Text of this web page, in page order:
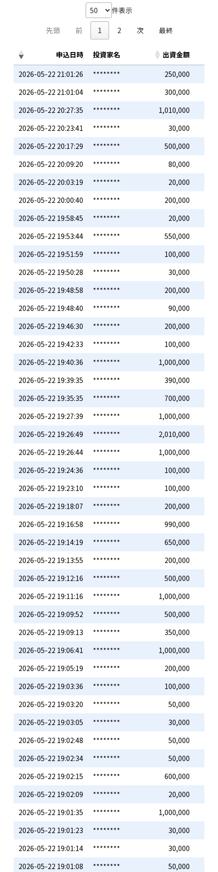
件表示
先頭 前 1 2 次 最終
申込日時 投資家名
出資金額
2026-05-22 21:01:26
********
250,000
2026-05-22 21:01:04
********
300,000
2026-05-22 20:27:35
********
1,010,000
2026-05-22 20:23:41
********
30,000
2026-05-22 20:17:29
********
500,000
2026-05-22 20:09:20
********
80,000
2026-05-22 20:03:19
********
20,000
2026-05-22 20:00:40
********
200,000
2026-05-22 19:58:45
********
20,000
2026-05-22 19:53:44
********
550,000
2026-05-22 19:51:59
********
100,000
2026-05-22 19:50:28
********
30,000
2026-05-22 19:48:58
********
200,000
2026-05-22 19:48:40
********
90,000
2026-05-22 19:46:30
********
200,000
2026-05-22 19:42:33
********
100,000
2026-05-22 19:40:36
********
1,000,000
2026-05-22 19:39:35
********
390,000
2026-05-22 19:35:35
********
700,000
2026-05-22 19:27:39
********
1,000,000
2026-05-22 19:26:49
********
2,010,000
2026-05-22 19:26:44
********
1,000,000
2026-05-22 19:24:36
********
100,000
2026-05-22 19:23:10
********
100,000
2026-05-22 19:18:07
********
200,000
2026-05-22 19:16:58
********
990,000
2026-05-22 19:14:19
********
650,000
2026-05-22 19:13:55
********
200,000
2026-05-22 19:12:16
********
500,000
2026-05-22 19:11:16
********
1,000,000
2026-05-22 19:09:52
********
500,000
2026-05-22 19:09:13
********
350,000
2026-05-22 19:06:41
********
1,000,000
2026-05-22 19:05:19
********
200,000
2026-05-22 19:03:36
********
100,000
2026-05-22 19:03:20
********
50,000
2026-05-22 19:03:05
********
30,000
2026-05-22 19:02:48
********
50,000
2026-05-22 19:02:34
********
50,000
2026-05-22 19:02:15
********
600,000
2026-05-22 19:02:09
********
20,000
2026-05-22 19:01:35
********
1,000,000
2026-05-22 19:01:23
********
30,000
2026-05-22 19:01:14
********
30,000
2026-05-22 19:01:08
********
50,000